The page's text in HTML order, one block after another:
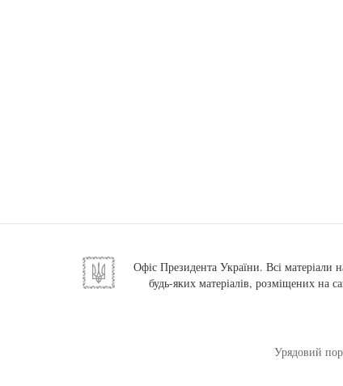
Офіс Президента України. Всі матеріали
будь-яких матеріалів, розміщених на
Урядовий